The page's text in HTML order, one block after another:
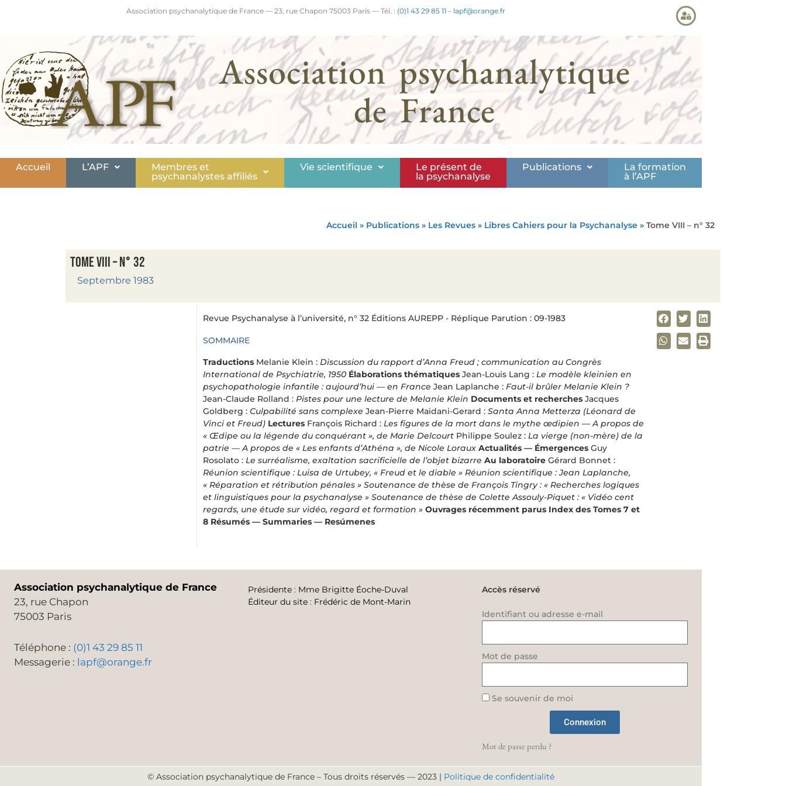
Association psychanalytique de France — 23, rue Chapon 75003 Paris — Tél. : (0)1 43 29 85 11 – lapf@orange.fr
Association psychanalytique
de France
Accueil L’APF
Membres et
psychanalystes affiliés
Vie scientifique
Le présent de
la psychanalyse
Publications
La formation
à l’APF
Accueil » Publications » Les Revues » Libres Cahiers pour la Psychanalyse » Tome VIII – n° 32
Tome VIII – n° 32
Septembre 1983
Revue Psychanalyse à l’université, n° 32 Éditions AUREPP - Réplique Parution : 09-1983
SOMMAIRE
Traductions Melanie Klein : Discussion du rapport d’Anna Freud ; communication au Congrès
International de Psychiatrie, 1950 Élaborations thématiques Jean-Louis Lang : Le modèle kleinien en
psychopathologie infantile : aujourd’hui — en France Jean Laplanche : Faut-il brûler Melanie Klein ?
Jean-Claude Rolland : Pistes pour une lecture de Melanie Klein Documents et recherches Jacques
Goldberg : Culpabilité sans complexe Jean-Pierre Maidani-Gerard : Santa Anna Metterza (Léonard de
Vinci et Freud) Lectures François Richard : Les figures de la mort dans le mythe œdipien — A propos de
« Œdipe ou la légende du conquérant », de Marie Delcourt Philippe Soulez : La vierge (non-mère) de la
patrie — A propos de « Les enfants d’Athéna », de Nicole Loraux Actualités — Émergences Guy
Rosolato : Le surréalisme, exaltation sacrificielle de l’objet bizarre Au laboratoire Gérard Bonnet :
Réunion scientifique : Luisa de Urtubey, « Freud et le diable » Réunion scientifique : Jean Laplanche,
« Réparation et rétribution pénales » Soutenance de thèse de François Tingry : « Recherches logiques
et linguistiques pour la psychanalyse » Soutenance de thèse de Colette Assouly-Piquet : « Vidéo cent
regards, une étude sur vidéo, regard et formation » Ouvrages récemment parus Index des Tomes 7 et
8 Résumés — Summaries — Resúmenes
Association psychanalytique de France
23, rue Chapon
75003 Paris
Téléphone : (0)1 43 29 85 11
Messagerie : lapf@orange.fr
Présidente: Mme Brigitte Éoche-Duval
Éditeur du site: Frédéric de Mont-Marin
Accès réservé
Identifiant ou adresse e-mail
Mot de passe
Se souvenir de moi
Connexion
Mot de passe perdu ?
© Association psychanalytique de France – Tous droits réservés — 2023 | Politique de confidentialité